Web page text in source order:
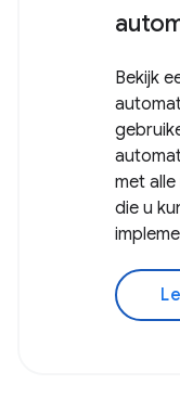
Bekijk
met
die u